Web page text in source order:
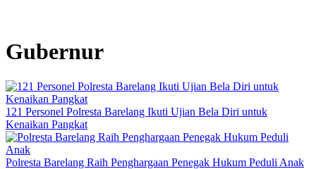
Gubernur
121 Personel Polresta Barelang Ikuti Ujian Bela Diri untuk
Kenaikan Pangkat
Polresta Barelang Raih Penghargaan Penegak Hukum Peduli Anak